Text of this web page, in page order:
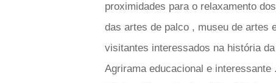
proximidades para o relaxamento
das artes de palco , museu de artes
visitantes interessados ​​na história
Agrirama educacional e interessante .